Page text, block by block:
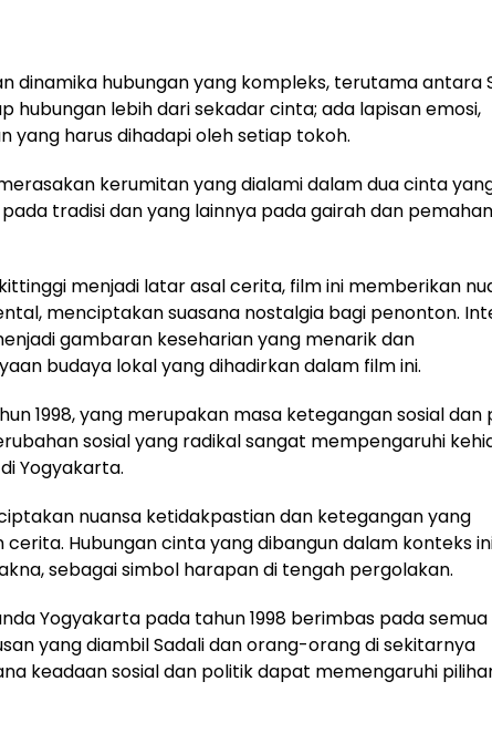
dinamika hubungan yang kompleks, terutama antara
hubungan lebih dari sekadar cinta; ada lapisan emosi,
yang harus dihadapi oleh setiap tokoh.
kerumitan yang dialami dalam dua cinta
tradisi dan yang lainnya pada gairah dan
menjadi latar asal cerita, film ini memberikan
menciptakan suasana nostalgia bagi penonton.
gambaran keseharian yang menarik dan
budaya lokal yang dihadirkan dalam film ini.
1998, yang merupakan masa ketegangan sosial dan
sosial yang radikal sangat mempengaruhi
Yogyakarta.
nuansa ketidakpastian dan ketegangan yang
Hubungan cinta yang dibangun dalam konteks
sebagai simbol harapan di tengah pergolakan.
Yogyakarta pada tahun 1998 berimbas pada semua
yang diambil Sadali dan orang-orang di sekitarnya
keadaan sosial dan politik dapat memengaruhi